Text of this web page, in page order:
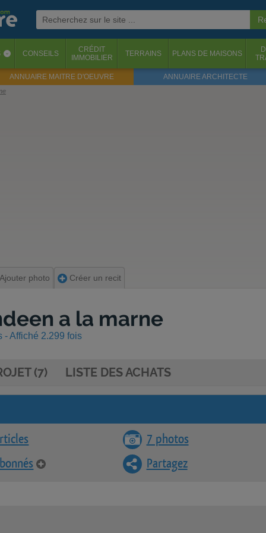
‹ CONSEILS
CRÉDIT
IMMOBILIER
TERRAINS PLANS DE MAISONS
ANNUAIRE MAITRE D'OEUVRE ANNUAIRE ARCHITECTE
Ajouter photo Créer un recit
a la marne
- Affiché 2.299 fois
(7) LISTE DES ACHATS
7 photos
Partagez